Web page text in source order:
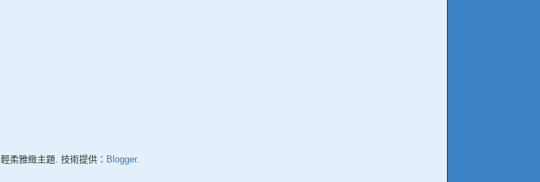
輕柔雅緻主題. 技術提供： Blogger.